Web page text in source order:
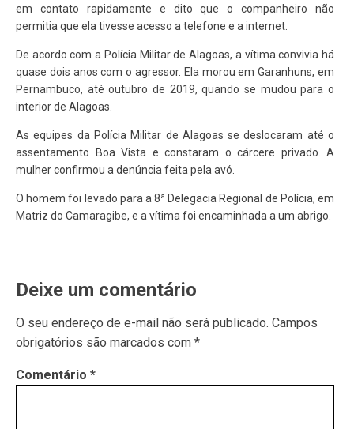
em contato rapidamente e dito que o companheiro não
permitia que ela tivesse acesso a telefone e a internet.
De acordo com a Polícia Militar de Alagoas, a vítima convivia há
quase dois anos com o agressor. Ela morou em Garanhuns, em
Pernambuco, até outubro de 2019, quando se mudou para o
interior de Alagoas.
As equipes da Polícia Militar de Alagoas se deslocaram até o
assentamento Boa Vista e constaram o cárcere privado. A
mulher confirmou a denúncia feita pela avó.
O homem foi levado para a 8ª Delegacia Regional de Polícia, em
Matriz do Camaragibe, e a vítima foi encaminhada a um abrigo.
Deixe um comentário
O seu endereço de e-mail não será publicado. Campos
obrigatórios são marcados com *
Comentário *